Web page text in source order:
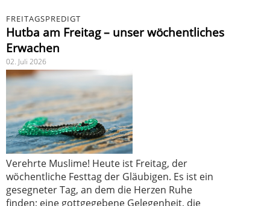
FREITAGSPREDIGT
Hutba am Freitag – unser wöchentliches
Erwachen
02. Juli 2026
Verehrte Muslime! Heute ist Freitag, der
wöchentliche Festtag der Gläubigen. Es ist ein
gesegneter Tag, an dem die Herzen Ruhe
finden; eine gottgegebene Gelegenheit, die